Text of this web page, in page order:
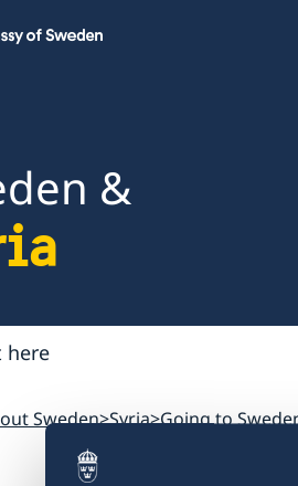
&
Sweden Syria Going to